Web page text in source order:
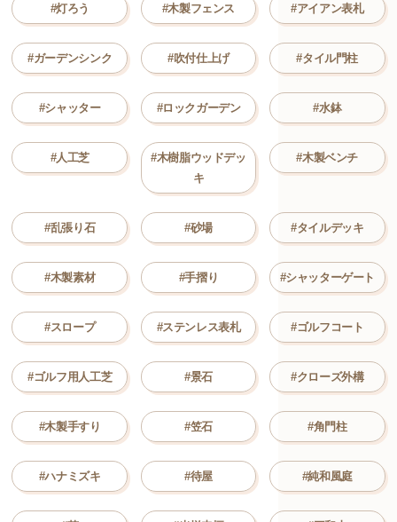
#灯ろう #木製フェンス #アイアン表札
#ガーデンシンク #吹付仕上げ #タイル門柱
#シャッター #ロックガーデン #水鉢
#人工芝
#木樹脂ウッドデッ
キ
#木製ベンチ
#乱張り石 #砂場 #タイルデッキ
#木製素材 #手摺り #シャッターゲート
#スロープ #ステンレス表札 #ゴルフコート
#ゴルフ用人工芝 #景石 #クローズ外構
#木製手すり #笠石 #角門柱
#ハナミズキ #待屋 #純和風庭